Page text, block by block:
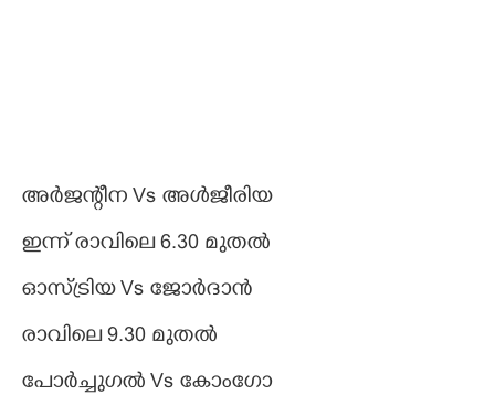
അർജന്റീന Vs അൾജീരിയ
ഇന്ന് രാവിലെ 6.30 മുതൽ
ഓസ്ട്രിയ Vs ജോർദാൻ
രാവിലെ 9.30 മുതൽ
പോർച്ചുഗൽ Vs കോംഗോ